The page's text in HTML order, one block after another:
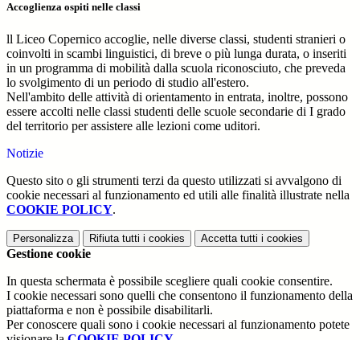
Accoglienza ospiti nelle classi
ll Liceo Copernico accoglie, nelle diverse classi, studenti stranieri o
coinvolti in scambi linguistici, di breve o più lunga durata, o inseriti
in un programma di mobilità dalla scuola riconosciuto, che preveda
lo svolgimento di un periodo di studio all'estero.
Nell'ambito delle attività di orientamento in entrata, inoltre, possono
essere accolti nelle classi studenti delle scuole secondarie di I grado
del territorio per assistere alle lezioni come uditori.
Notizie
Questo sito o gli strumenti terzi da questo utilizzati si avvalgono di
cookie necessari al funzionamento ed utili alle finalità illustrate nella
COOKIE POLICY.
Personalizza Rifiuta tutti i cookies Accetta tutti i cookies
Gestione cookie
In questa schermata è possibile scegliere quali cookie consentire.
I cookie necessari sono quelli che consentono il funzionamento della
piattaforma e non è possibile disabilitarli.
Per conoscere quali sono i cookie necessari al funzionamento potete